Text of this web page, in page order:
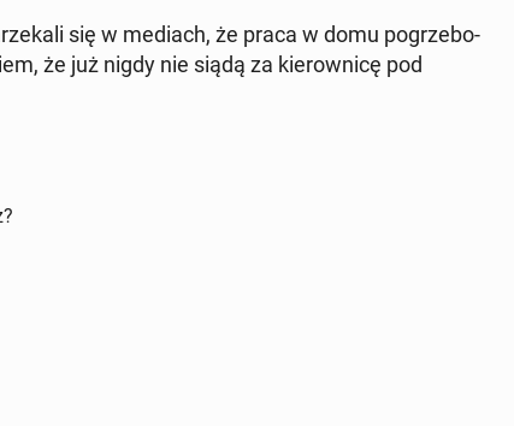
się w mediach, że praca w domu po­grze­bo­
że już nigdy nie siądą za kie­row­ni­cę pod